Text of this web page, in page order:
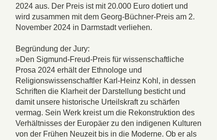
2024 aus. Der Preis ist mit 20.000 Euro dotiert und
wird zusammen mit dem Georg-Büchner-Preis am 2.
November 2024 in Darmstadt verliehen.
Begründung der Jury:
»Den Sigmund-Freud-Preis für wissenschaftliche
Prosa 2024 erhält der Ethnologe und
Religionswissenschaftler Karl-Heinz Kohl, in dessen
Schriften die Klarheit der Darstellung besticht und
damit unsere historische Urteilskraft zu schärfen
vermag. Sein Werk kreist um die Rekonstruktion des
Verhältnisses der Europäer zu den indigenen Kulturen
von der Frühen Neuzeit bis in die Moderne. Ob er als